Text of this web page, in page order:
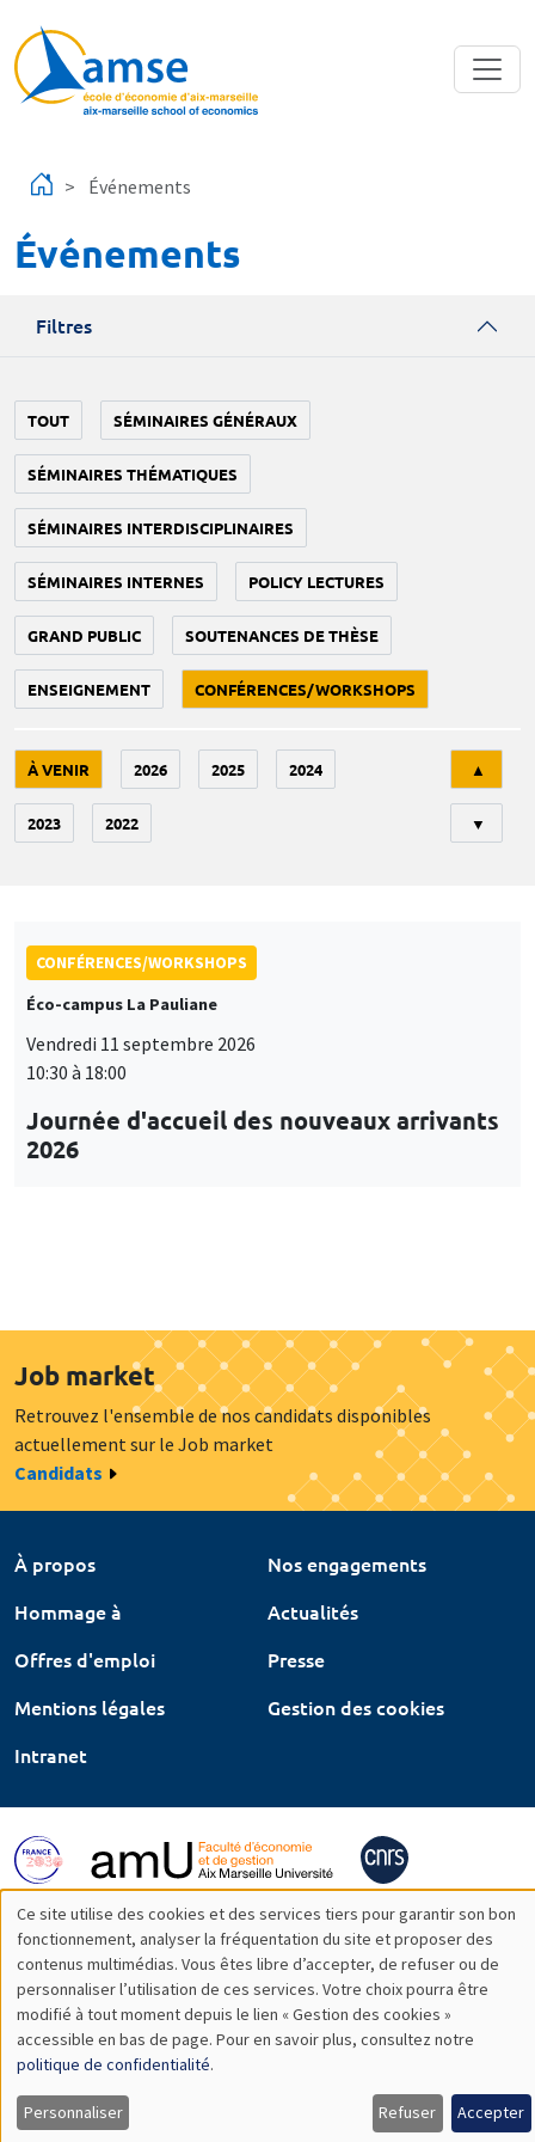
Événements
Événements
Filtres
TOUT SÉMINAIRES GÉNÉRAUX
SÉMINAIRES THÉMATIQUES
SÉMINAIRES INTERDISCIPLINAIRES
SÉMINAIRES INTERNES POLICY LECTURES
GRAND PUBLIC SOUTENANCES DE THÈSE
ENSEIGNEMENT CONFÉRENCES/WORKSHOPS
À VENIR 2026 2025 2024
2023 2022
▲
▼
CONFÉRENCES/WORKSHOPS
Éco-campus La Pauliane
Vendredi 11 septembre 2026
10:30 à 18:00
Journée d'accueil des nouveaux arrivants
2026
Job market
Retrouvez l'ensemble de nos candidats disponibles
actuellement sur le Job market
Candidats
À propos
Nos engagements
Hommage à
Actualités
Offres d'emploi
Presse
Mentions légales
Gestion des cookies
Intranet
Utilisation
des
données
personnelles
et
Ce site utilise des cookies et des services tiers pour garantir son bon
fonctionnement, analyser la fréquentation du site et proposer des
contenus multimédias. Vous êtes libre d’accepter, de refuser ou de
personnaliser l’utilisation de ces services. Votre choix pourra être
modifié à tout moment depuis le lien « Gestion des cookies »
accessible en bas de page. Pour en savoir plus, consultez notre
politique de confidentialité.
Personnaliser Refuser Accepter